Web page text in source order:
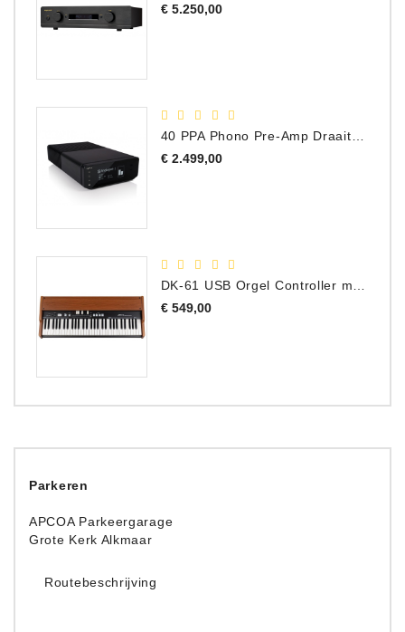
€ 5.250,00Prijs
€ 2.499,00Prijs
€ 549,00Prijs
Parkeren
APCOA Parkeergarage
Grote Kerk Alkmaar
Routebeschrijving